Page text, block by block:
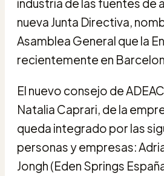
industria de las fuentes de
nueva Junta Directiva,
Asamblea General que la
recientemente en
El nuevo consejo de
Natalia Caprari, de la
queda integrado por las
personas y empresas:
Jongh (Eden Springs